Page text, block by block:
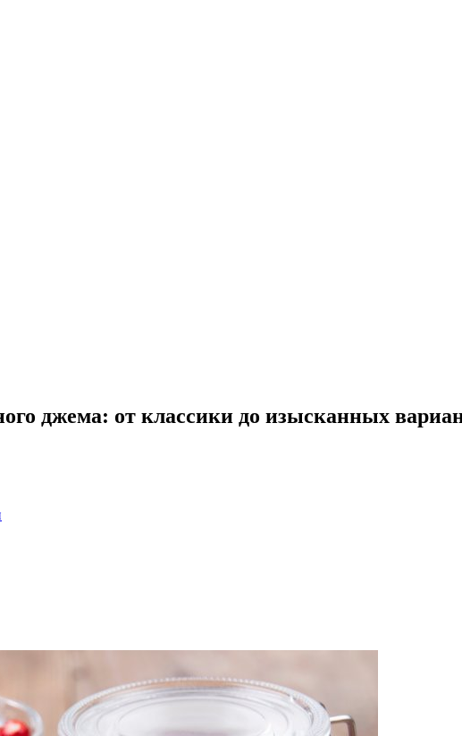
джема: от классики до изысканных